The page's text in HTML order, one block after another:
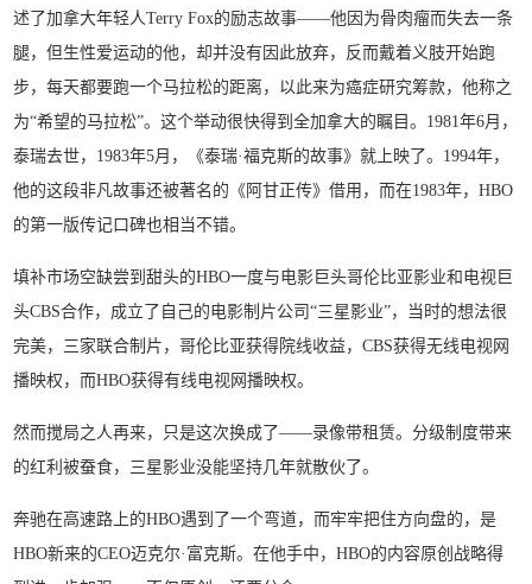
述了加拿大年轻人Terry Fox的励志故事——他因为骨肉瘤而失去一条
腿，但生性爱运动的他，却并没有因此放弃，反而戴着义肢开始跑
步，每天都要跑一个马拉松的距离，以此来为癌症研究筹款，他称之
为“希望的马拉松”。这个举动很快得到全加拿大的瞩目。1981年6月，
泰瑞去世，1983年5月，《泰瑞·福克斯的故事》就上映了。1994年，
他的这段非凡故事还被著名的《阿甘正传》借用，而在1983年，HBO
的第一版传记口碑也相当不错。
填补市场空缺尝到甜头的HBO一度与电影巨头哥伦比亚影业和电视巨
头CBS合作，成立了自己的电影制片公司“三星影业”，当时的想法很
完美，三家联合制片，哥伦比亚获得院线收益，CBS获得无线电视网
播映权，而HBO获得有线电视网播映权。
然而搅局之人再来，只是这次换成了——录像带租赁。分级制度带来
的红利被蚕食，三星影业没能坚持几年就散伙了。
奔驰在高速路上的HBO遇到了一个弯道，而牢牢把住方向盘的，是
HBO新来的CEO迈克尔·富克斯。在他手中，HBO的内容原创战略得